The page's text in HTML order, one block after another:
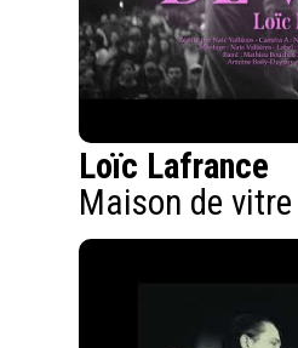
Loïc Lafrance
Maison de vitre